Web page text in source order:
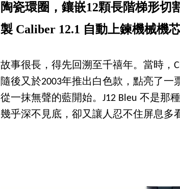
陶瓷環圈，鑲嵌12顆長階梯形切
製 Caliber 12.1 自動上鍊機械機
故事很長，得先回溯至千禧年。當時，
隨後又於2003年推出白色款，點亮了
從一抹無聲的藍開始。J12 Bleu 不是那
幾乎深不見底，卻又讓人忍不住屏息多